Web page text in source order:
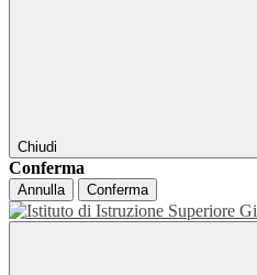
Chiudi
Conferma
Annulla Conferma